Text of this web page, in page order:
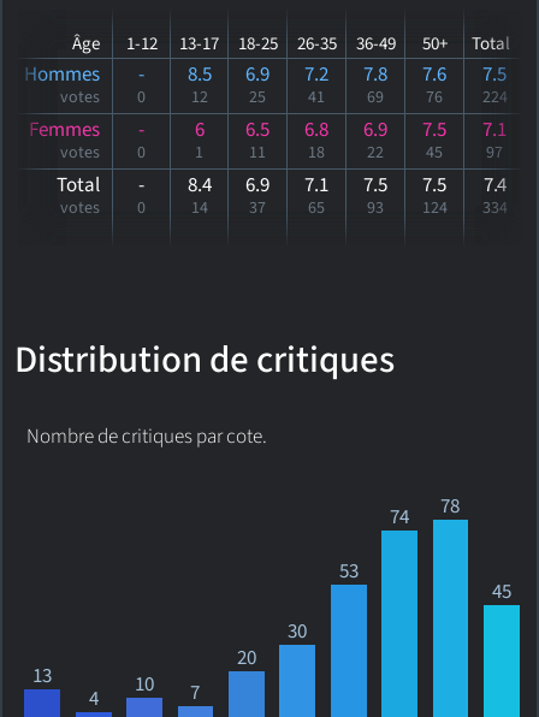
Âge 1-12 13-17 18-25 26-35 36-49 50+ Total
Hommes
votes
-
0
8.5
12
6.9
25
7.2
41
7.8
69
7.6
76
7.5
224
Femmes
votes
-
0
6
1
6.5
11
6.8
18
6.9
22
7.5
45
7.1
97
Total
votes
-
0
8.4
14
6.9
37
7.1
65
7.5
93
7.5
124
7.4
334
Distribution de critiques
Nombre de critiques par cote.
13
4 10 7
20
30
53
74 78
45